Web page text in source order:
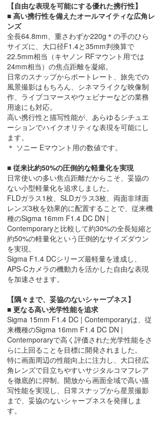
【⾃由な表現を可能にする優れた携⾏性】
■ ⾼い携⾏性を備えたオールマイティな広⾓レ
ンズ
全⻑64.8mm、重さわずか220g＊の⼿のひら
サイズに、⼤⼝径F1.4と35mm判換算で
22.5mm相当（キヤノン RFマウント⽤では
24mm相当）の焦点距離を凝縮。
⽇常のスナップからポートレート、旅先での
⾵景撮影はもちろん、シネマライクな映像制
作、ライブコマースやウェビナーなどの業務
⽤途にも対応。
⾼い携⾏性と描写性能が、あらゆるシチュエ
ーションでハイクオリティな表現を可能にし
ます。
＊ ソニー Eマウント⽤の数値です。
■ 従来⽐約50%の圧倒的な軽量化を実現
⽇常使いの多い焦点距離だからこそ、妥協の
ない⼩型軽量化を追求しました。
FLDガラス1枚、SLDガラス3枚、両⾯⾮球⾯
レンズ3枚を効果的に配置することで、従来機
種のSigma 16mm F1.4 DC DN |
Contemporaryと⽐較して約30%の全⻑短縮と
約50%の軽量化という圧倒的なサイズダウン
を実現。
Sigma F1.4 DCシリーズ最軽量を達成し、
APS-Cカメラの機動⼒を活かした⾃由な表現
を加速させます。
【隅々まで、妥協のないシャープネス】
■ 更なる⾼い光学性能を追求
Sigma 15mm F1.4 DC | Contemporaryは、従
来機種のSigma 16mm F1.4 DC DN |
Contemporaryで⾼く評価された光学性能をさ
らに上回ることを⽬標に開発されました。
特に画⾯周辺の性能向上に注⼒し、⼤⼝径広
⾓レンズで⽬⽴ちやすいサジタルコマフレア
を徹底的に抑制。開放から画⾯全域で⾼い描
写性能を実現し、⽇常スナップから星景撮影
まで、妥協のないシャープネスを発揮しま
す。